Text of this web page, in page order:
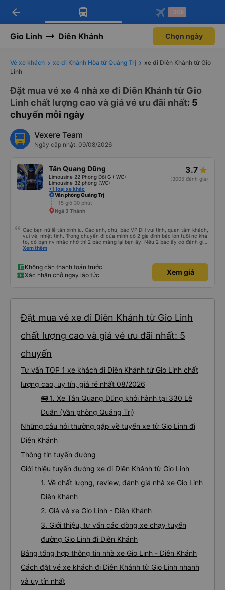
Tải app Vexere ngay!
Nhận ưu đãi thành viên độc
Mở app
Tải app Vexere
-30k/ghế khi đặt vé máy bay qua
Mở app
arrow_back -30k
Gio Linh Diên Khánh Chọn ngày
Vé xe khách xe đi Khánh Hòa từ Quảng Trị
xe đi Diên Khánh từ Gio
Linh
Đặt mua vé xe 4 nhà xe đi Diên Khánh từ Gio
Linh chất lượng cao và giá vé ưu đãi nhất: 5
chuyến mỗi ngày
Vexere Team
Ngày cập nhật: 09/08/2026
Tân Quang Dũng
Limousine 22 Phòng Đôi G ( WC)
Limousine 32 phòng (WC)
+1 loại xe khác
3.7
(3005 đánh giá)
Văn phòng Quảng Trị
15 giờ 30 phút
Ngã 3 Thành
Các bạn nữ lễ tân xinh iu. Các anh, chú, bác VP ĐH vui tính, quan tâm khách,
vui vẻ, nhiệt tình. Trong chuyến đi của mình có 2 gia đình bác lớn tuổi nc khá
to, có bạn nv nhắc nhở thì 2 bác mắng lại bạn ấy. Nếu 2 bác ấy có đánh giá
xấu thì mình ngược lại nha. Bạn ấy nhắc nhở rất đúng. 2 bác nói rất to. To
bạn ấy nha. Nếu bạn ấy bị trừ thì bảo bạn ấy liên hệ sđt của mình, mình hỗ
trợ ạ. Số mình đuôi 666, chuyến ĐH-NT ngày 16/1. À các bạn nữ lễ tân xinh
iu còn đổi cho mình phòng đơn sang đôi xong còn note là (một mình) yêu
Xem thêm
Không cần thanh toán trước
Xác nhận chỗ ngay lập tức
Xem giá
Đặt mua vé xe đi Diên Khánh từ Gio Linh
chất lượng cao và giá vé ưu đãi nhất: 5
chuyến
Tư vấn TOP 1 xe khách đi Diên Khánh từ Gio Linh chất
lượng cao, uy tín, giá rẻ nhất 08/2026
🚌 1. Xe Tân Quang Dũng khởi hành tại 330 Lê
Duẫn (Văn phòng Quảng Trị)
Những câu hỏi thường gặp về tuyến xe từ Gio Linh đi
Diên Khánh
Thông tin tuyến đường
Giới thiệu tuyến đường xe đi Diên Khánh từ Gio Linh
1. Về chất lượng, review, đánh giá nhà xe Gio Linh
Diên Khánh
2. Giá vé xe Gio Linh - Diên Khánh
3. Giới thiệu, tư vấn các dòng xe chạy tuyến
đường Gio Linh đi Diên Khánh
Bảng tổng hợp thông tin nhà xe Gio Linh - Diên Khánh
Cách đặt vé xe khách đi Diên Khánh từ Gio Linh nhanh
và uy tín nhất